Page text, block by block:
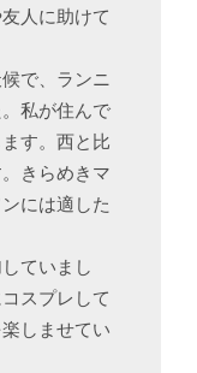
人に助けて
で、ランニ
私が住んで
す。西と比
きらめきマ
には適した
ていまし
スプレして
しませてい